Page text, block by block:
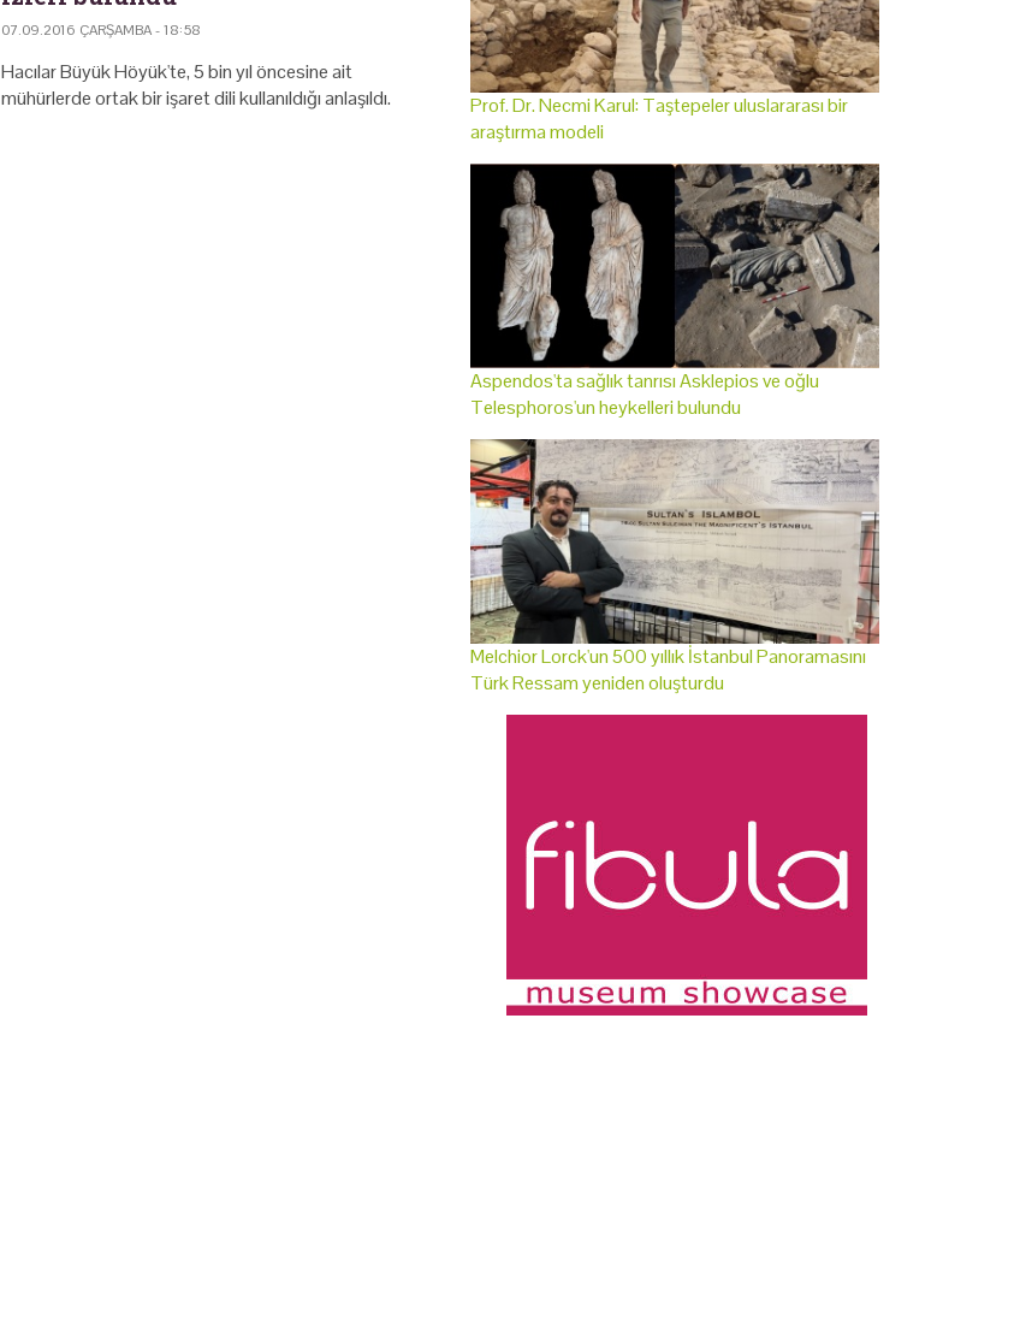
07.09.2016 ÇARŞAMBA - 18:58
Hacılar Büyük Höyük'te, 5 bin yıl öncesine ait
mühürlerde ortak bir işaret dili kullanıldığı anlaşıldı.
Prof. Dr. Necmi Karul: Taştepeler uluslararası bir
araştırma modeli
Aspendos'ta sağlık tanrısı Asklepios ve oğlu
Telesphoros'un heykelleri bulundu
Melchior Lorck'un 500 yıllık İstanbul Panoramasını
Türk Ressam yeniden oluşturdu